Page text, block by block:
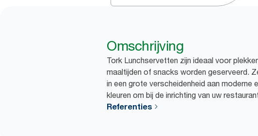
Omschrijving
Tork Lunchservetten zijn ideaal voor
maaltijden of snacks worden geserveerd.
in een grote verscheidenheid aan moderne
kleuren om bij de inrichting van uw
Referenties